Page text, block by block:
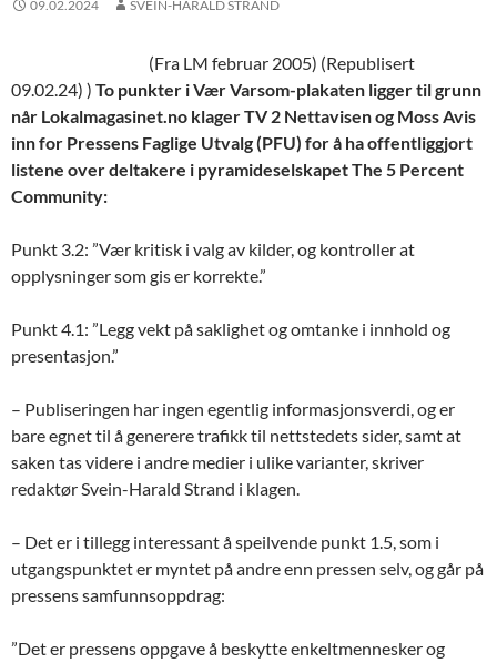
09.02.2024 SVEIN-HARALD STRAND
(Fra LM februar 2005) (Republisert
09.02.24) ) To punkter i Vær Varsom-plakaten ligger til grunn
når Lokalmagasinet.no klager TV 2 Nettavisen og Moss Avis
inn for Pressens Faglige Utvalg (PFU) for å ha offentliggjort
listene over deltakere i pyramideselskapet The 5 Percent
Community:
Punkt 3.2: ”Vær kritisk i valg av kilder, og kontroller at
opplysninger som gis er korrekte.”
Punkt 4.1: ”Legg vekt på saklighet og omtanke i innhold og
presentasjon.”
– Publiseringen har ingen egentlig informasjonsverdi, og er
bare egnet til å generere trafikk til nettstedets sider, samt at
saken tas videre i andre medier i ulike varianter, skriver
redaktør Svein-Harald Strand i klagen.
– Det er i tillegg interessant å speilvende punkt 1.5, som i
utgangspunktet er myntet på andre enn pressen selv, og går på
pressens samfunnsoppdrag:
”Det er pressens oppgave å beskytte enkeltmennesker og